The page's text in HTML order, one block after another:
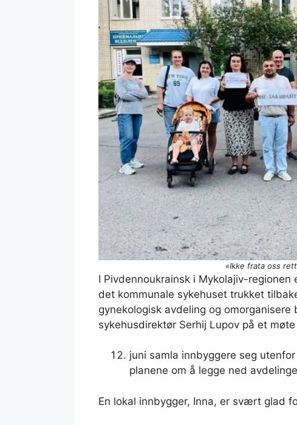
«Ikke frata oss
I Pivdennoukrainsk i Mykolajiv-
det kommunale sykehuset trukket
gynekologisk avdeling og
sykehusdirektør Serhij Lupov på et
juni samla innbyggere seg
planene om å legge ned
En lokal innbygger, Inna, er svært glad